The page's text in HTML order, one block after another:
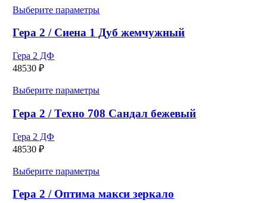
на
товара.
Выберите параметрыЭтот
имеет
несколько
на
товара.
Гера 2 / Сиена 1 Дуб жемчужный
Гера 2 ДФ
48530₽
Выберите параметрыЭтот
имеет
несколько
на
товара.
Гера 2 / Техно 708 Сандал бежевый
Гера 2 ДФ
48530₽
Выберите параметрыЭтот
имеет
Гера 2 / Оптима макси зеркало